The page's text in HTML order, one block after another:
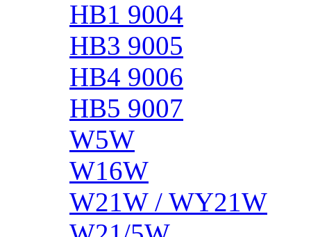
HB1 9004
HB3 9005
HB4 9006
HB5 9007
W5W
W16W
W21W / WY21W